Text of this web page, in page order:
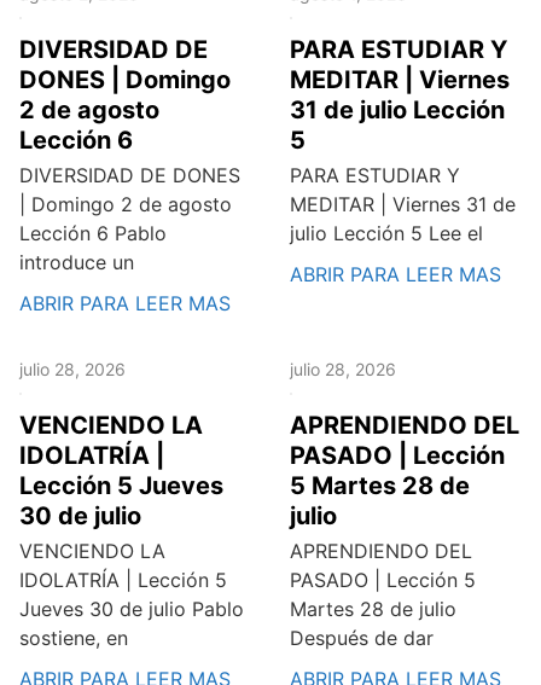
DIVERSIDAD DE
DONES | Domingo
2 de agosto
Lección 6
DIVERSIDAD DE DONES
| Domingo 2 de agosto
Lección 6 Pablo
introduce un
ABRIR PARA LEER MAS
PARA ESTUDIAR Y
MEDITAR | Viernes
31 de julio Lección
5
PARA ESTUDIAR Y
MEDITAR | Viernes 31 de
julio Lección 5 Lee el
ABRIR PARA LEER MAS
julio 28, 2026
VENCIENDO LA
IDOLATRÍA |
Lección 5 Jueves
30 de julio
VENCIENDO LA
IDOLATRÍA | Lección 5
Jueves 30 de julio Pablo
sostiene, en
ABRIR PARA LEER MAS
julio 28, 2026
APRENDIENDO DEL
PASADO | Lección
5 Martes 28 de
julio
APRENDIENDO DEL
PASADO | Lección 5
Martes 28 de julio
Después de dar
ABRIR PARA LEER MAS